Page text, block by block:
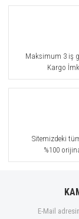
Maksimum 3 iş
Kargo
Sitemizdeki
%100
E-Mail